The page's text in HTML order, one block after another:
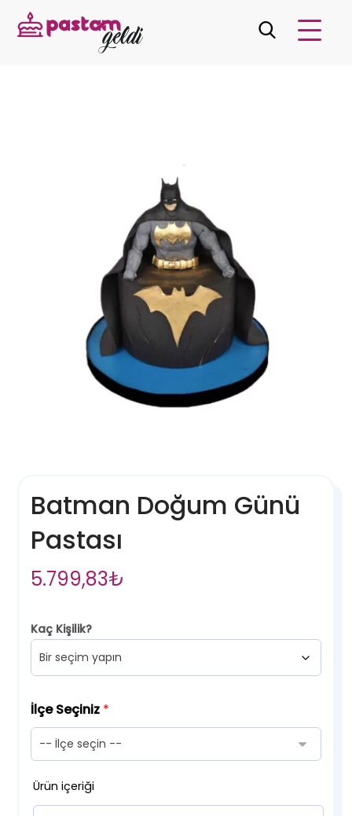
Batman Doğum Günü
Pastası
5.799,83₺
Kaç Kişilik?
İlçe Seçiniz *
Ürün içeriği